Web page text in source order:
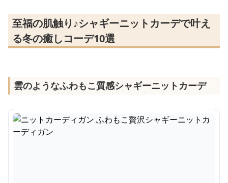
至福の肌触り♪シャギーニットカーデで叶え
る冬の癒しコーデ10選
雲のようなふわもこ質感シャギーニットカーデ